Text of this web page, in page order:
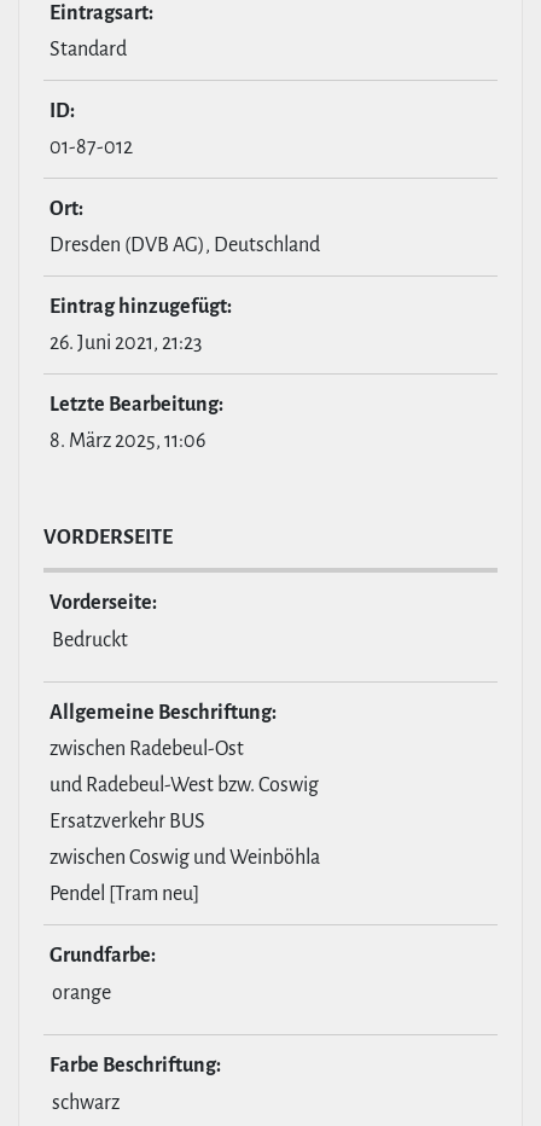
Ein­tragsart:
Standard
ID:
01-87-012
Ort:
Dresden (DVB AG), Deutschland
Eintrag hin­zu­ge­fügt:
26. Juni 2021, 21:23
Letzte Bear­bei­tung:
8. März 2025, 11:06
VOR­DER­SEITE
Vor­der­seite:
Bedruckt
All­ge­meine Beschrif­tung:
zwischen Radebeul-Ost
und Radebeul-West bzw. Coswig
Ersatzverkehr BUS
zwischen Coswig und Weinböhla
Pendel [Tram neu]
Grund­farbe:
orange
Farbe Beschrif­tung:
schwarz